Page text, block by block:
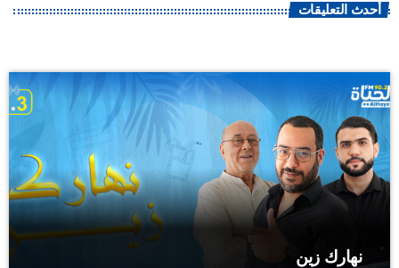
أحدث التعليقات
نهارك زين